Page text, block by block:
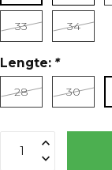
33 34
Lengte: *
28 30